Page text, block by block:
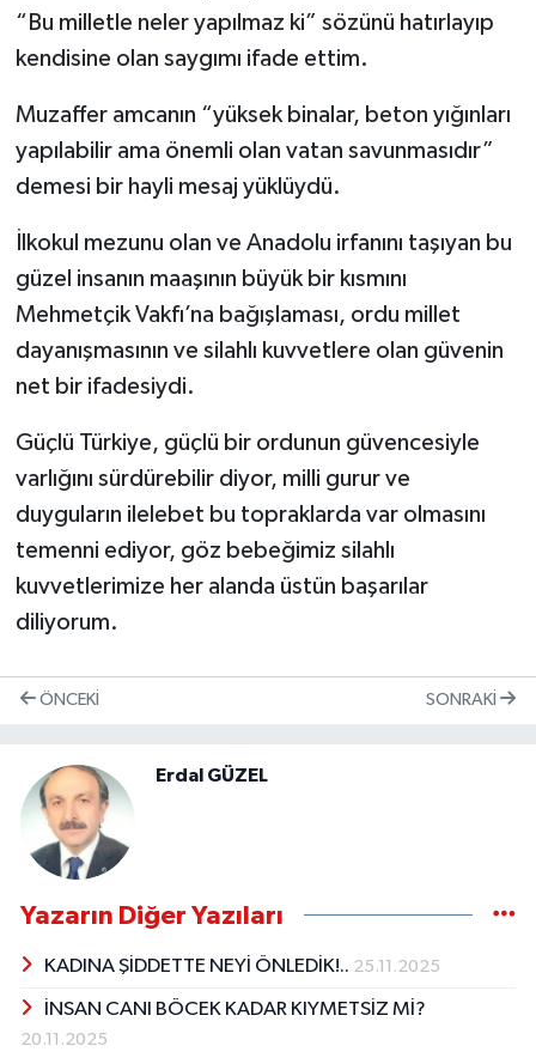
“Bu milletle neler yapılmaz ki” sözünü hatırlayıp
kendisine olan saygımı ifade ettim.
Muzaffer amcanın “yüksek binalar, beton yığınları
yapılabilir ama önemli olan vatan savunmasıdır”
demesi bir hayli mesaj yüklüydü.
İlkokul mezunu olan ve Anadolu irfanını taşıyan bu
güzel insanın maaşının büyük bir kısmını
Mehmetçik Vakfı’na bağışlaması, ordu millet
dayanışmasının ve silahlı kuvvetlere olan güvenin
net bir ifadesiydi.
Güçlü Türkiye, güçlü bir ordunun güvencesiyle
varlığını sürdürebilir diyor, milli gurur ve
duyguların ilelebet bu topraklarda var olmasını
temenni ediyor, göz bebeğimiz silahlı
kuvvetlerimize her alanda üstün başarılar
diliyorum.
ÖNCEKI SONRAKI
Erdal GÜZEL
Yazarın Diğer Yazıları
KADINA ŞİDDETTE NEYİ ÖNLEDİK!.. 25.11.2025
İNSAN CANI BÖCEK KADAR KIYMETSİZ Mİ?
20.11.2025